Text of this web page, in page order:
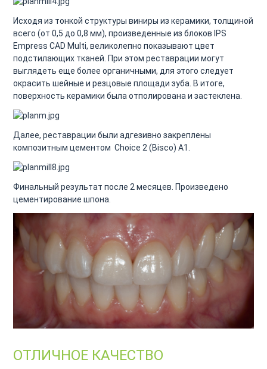
Исходя из тонкой структуры виниры из керамики, толщиной
всего (от 0,5 до 0,8 мм), произведенные из блоков IPS
Empress CAD Multi, великолепно показывают цвет
подстилающих тканей. При этом реставрации могут
выглядеть еще более органичными, для этого следует
окрасить шейные и резцовые площади зуба. В итоге,
поверхность керамики была отполирована и застеклена.
Далее, реставрации были адгезивно закреплены
композитным цементом Choice 2 (Bisco) А1.
Финальный результат после 2 месяцев. Произведено
цементирование шпона.
ОТЛИЧНОЕ КАЧЕСТВО